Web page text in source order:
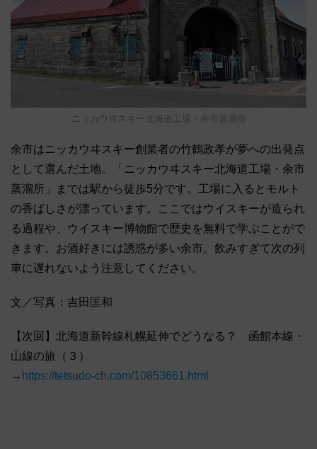
ニッカウヰスキー北海道工場・余市蒸溜所
余市はニッカウヰスキー創業者の竹鶴政孝が夢への出発点
として選んだ土地。「ニッカウヰスキー北海道工場・余市
蒸溜所」までは駅から徒歩5分です。工場に入るとモルト
の香ばしさが漂っています。ここではウイスキーが造られ
る過程や、ウイスキー博物館で歴史を無料で学ぶことがで
きます。お酒好きには誘惑が多い余市。飲みすぎて次の列
車に遅れないよう注意してください。
文／写真：吉田匡和
【次回】北海道新幹線札幌延伸でどうなる？ 函館本線・
山線の旅（３）
→ https://tetsudo-ch.com/10853661.html